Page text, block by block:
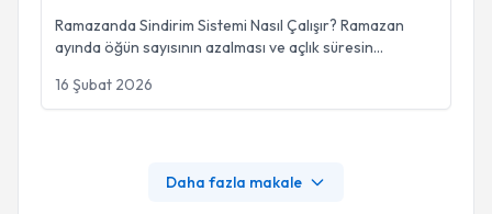
Ramazanda Sindirim Sistemi Nasıl Çalışır? Ramazan
ayında öğün sayısının azalması ve açlık süresin...
16 Şubat 2026
Daha fazla makale